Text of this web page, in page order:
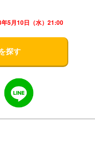
5月10日（水）21:00
探す